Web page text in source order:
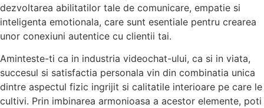
dezvoltarea abilitatilor tale de comunicare, empatie si
inteligenta emotionala, care sunt esentiale pentru crearea
unor conexiuni autentice cu clientii tai.
Aminteste-ti ca in industria videochat-ului, ca si in viata,
succesul si satisfactia personala vin din combinatia unica
dintre aspectul fizic ingrijit si calitatile interioare pe care le
cultivi. Prin imbinarea armonioasa a acestor elemente, poti